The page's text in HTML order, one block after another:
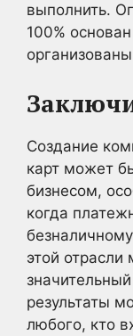
выполнить.
100%
Создание
карт может
бизнесом,
когда
этой отрасли
результаты
любого, кто